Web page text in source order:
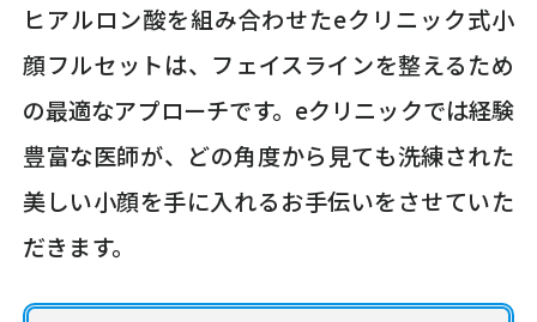
ヒアルロン酸を組み合わせたeクリニック式小
顔フルセットは、フェイスラインを整えるため
の最適なアプローチです。eクリニックでは経験
豊富な医師が、どの角度から見ても洗練された
美しい小顔を手に入れるお手伝いをさせていた
だきます。